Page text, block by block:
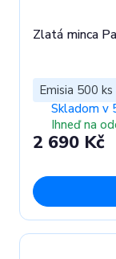
Zlatá minca
Emisia 500 ks
Skladom v
Ihneď na
2 690 Kč